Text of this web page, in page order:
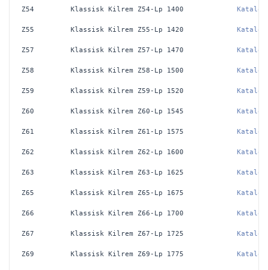
Z54 Klassisk Kilrem Z54-Lp 1400 Katalog
Z55 Klassisk Kilrem Z55-Lp 1420 Katalog
Z57 Klassisk Kilrem Z57-Lp 1470 Katalog
Z58 Klassisk Kilrem Z58-Lp 1500 Katalog
Z59 Klassisk Kilrem Z59-Lp 1520 Katalog
Z60 Klassisk Kilrem Z60-Lp 1545 Katalog
Z61 Klassisk Kilrem Z61-Lp 1575 Katalog
Z62 Klassisk Kilrem Z62-Lp 1600 Katalog
Z63 Klassisk Kilrem Z63-Lp 1625 Katalog
Z65 Klassisk Kilrem Z65-Lp 1675 Katalog
Z66 Klassisk Kilrem Z66-Lp 1700 Katalog
Z67 Klassisk Kilrem Z67-Lp 1725 Katalog
Z69 Klassisk Kilrem Z69-Lp 1775 Katalog